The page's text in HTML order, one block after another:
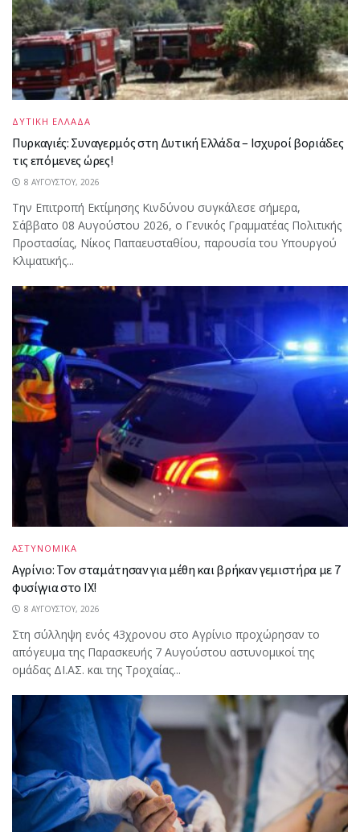
ΔΥΤΙΚΗ ΕΛΛΑΔΑ
Πυρκαγιές: Συναγερμός στη Δυτική Ελλάδα – Ισχυροί βοριάδες
τις επόμενες ώρες!
8 ΑΥΓΟΎΣΤΟΥ, 2026
Την Επιτροπή Εκτίμησης Κινδύνου συγκάλεσε σήμερα,
Σάββατο 08 Αυγούστου 2026, ο Γενικός Γραμματέας Πολιτικής
Προστασίας, Νίκος Παπαευσταθίου, παρουσία του Υπουργού
Κλιματικής...
ΑΣΤΥΝΟΜΙΚΑ
Αγρίνιο: Τον σταμάτησαν για μέθη και βρήκαν γεμιστήρα με 7
φυσίγγια στο ΙΧ!
8 ΑΥΓΟΎΣΤΟΥ, 2026
Στη σύλληψη ενός 43χρονου στο Αγρίνιο προχώρησαν το
απόγευμα της Παρασκευής 7 Αυγούστου αστυνομικοί της
ομάδας ΔΙ.ΑΣ. και της Τροχαίας...